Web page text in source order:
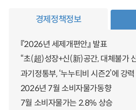
경제정책정보
『2026년 세제개편안』 발표
“초(超)성장+신(新)공간, 대체불가
과기정통부, ‘누누티비 시즌2’에 강
2026년 7월 소비자물가동향
7월 소비자물가는 2.8% 상승